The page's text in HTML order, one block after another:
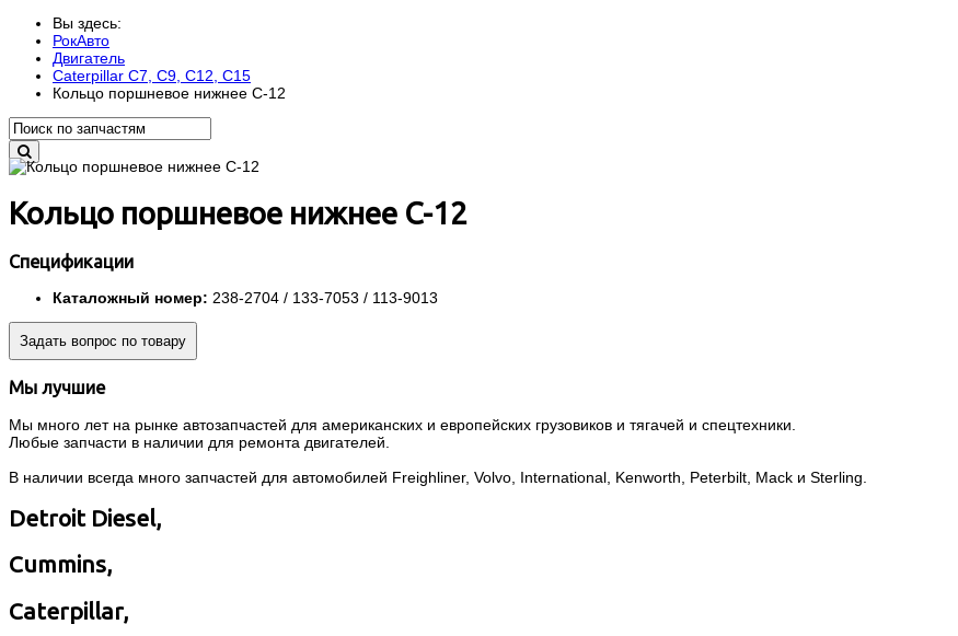
Вы здесь:
РокАвто
Двигатель
Caterpillar C7, C9, C12, C15
Кольцо поршневое нижнее C-12
Кольцо поршневое нижнее C-12
Спецификации
Каталожный номер: 238-2704 / 133-7053 / 113-9013
Задать вопрос по товару
Мы лучшие
Мы много лет на рынке автозапчастей для американских и европейских грузовиков и тягачей и спецтехники.
Любые запчасти в наличии для ремонта двигателей.
В наличии всегда много запчастей для автомобилей Freighliner, Volvo, International, Kenworth, Peterbilt, Mack и Sterling.
Detroit Diesel,
Cummins,
Caterpillar,